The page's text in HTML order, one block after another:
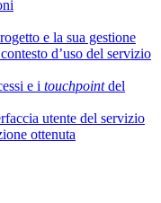
e la sua gestione
d’uso del servizio
e i touchpointdel
utente del servizio
ottenuta